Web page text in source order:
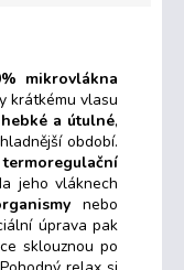
mikrovlákna
krátkému vlasu
a útulné,
období.
termoregulační
jeho vláknech
nebo
úprava pak
sklouznou po